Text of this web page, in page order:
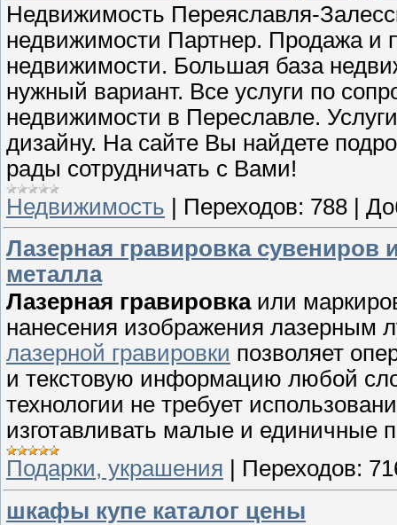
Недвижимость Переяславля-
недвижимости Партнер. Продажа и
недвижимости. Большая база
нужный вариант. Все услуги по
недвижимости в Переславле.
дизайну. На сайте Вы найдете
рады сотрудничать с Вами!
Недвижимость | Переходов: 788 |
Лазерная гравировка сувениров
металла
Лазерная гравировкаили
нанесения изображения лазерным
лазерной гравировки позволяет
и текстовую информацию любой
технологии не требует
изготавливать малые и единичные
Подарки, украшения
Переходов:
шкафы купе каталог цены